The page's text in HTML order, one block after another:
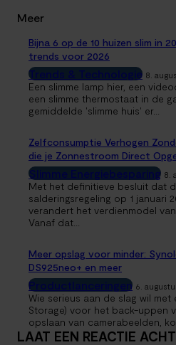
Meer
Bijna 6 op de 10 huizen slim in
trends voor 2026
Trends & Technologie 8.
Een slimme lamp hier, een
een slimme thermostaat in de
gemiddelde 'slimme huis' er...
Zelfconsumptie Verhogen
die je Zonnestroom Direct
Slimme Energiebesparing 8.
Met het definitieve besluit dat
salderingsregeling op 1 januari
verandert het verdienmodel
Vanaf dat...
Meer opslag voor minder:
DS925neo+ en meer
Productlanceringen 6.
Wie serieus aan de slag wil
Storage) voor het back-uppen
opslaan van camerabeelden,
LAAT EEN REACTIE